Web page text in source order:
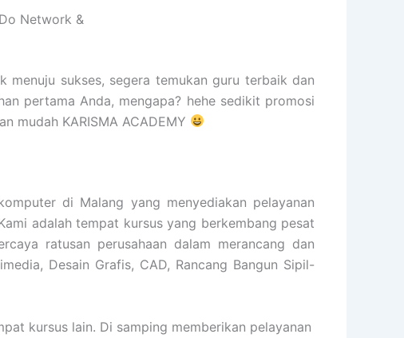
Network &
sukses, segera temukan guru terbaik dan
pertama Anda, mengapa? hehe sedikit promosi
mudah KARISMA ACADEMY
di Malang yang menyediakan pelayanan
adalah tempat kursus yang berkembang pesat
ratusan perusahaan dalam merancang dan
Desain Grafis, CAD, Rancang Bangun Sipil-
kursus lain. Di samping memberikan pelayanan